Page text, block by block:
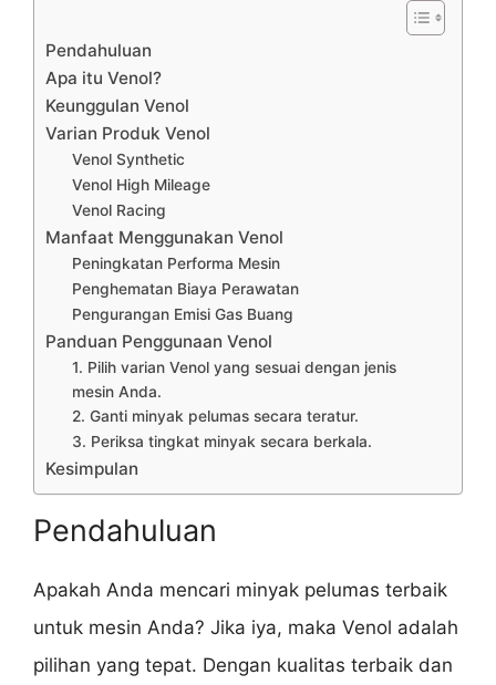
Pendahuluan
Apa itu Venol?
Keunggulan Venol
Varian Produk Venol
Venol Synthetic
Venol High Mileage
Venol Racing
Manfaat Menggunakan Venol
Peningkatan Performa Mesin
Penghematan Biaya Perawatan
Pengurangan Emisi Gas Buang
Panduan Penggunaan Venol
1. Pilih varian Venol yang sesuai dengan jenis
mesin Anda.
2. Ganti minyak pelumas secara teratur.
3. Periksa tingkat minyak secara berkala.
Kesimpulan
Pendahuluan
Apakah Anda mencari minyak pelumas terbaik
untuk mesin Anda? Jika iya, maka Venol adalah
pilihan yang tepat. Dengan kualitas terbaik dan